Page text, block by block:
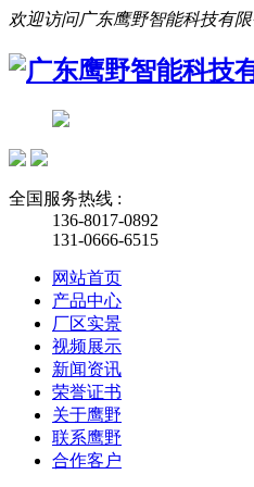
欢迎访问广东鹰野智能科技有
全国服务热线 :
136-8017-0892
131-0666-6515
网站首页
产品中心
厂区实景
视频展示
新闻资讯
荣誉证书
关于鹰野
联系鹰野
合作客户